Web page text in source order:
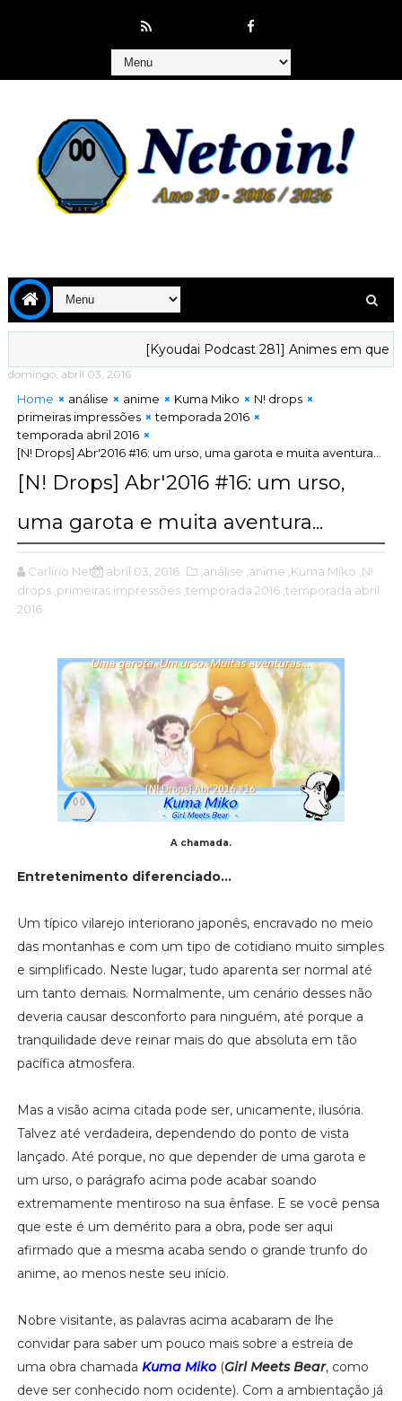
[Kyoudai Podcast 281] Animes em que
domingo, abril 03, 2016
Home análise anime Kuma Miko
N! drops
primeiras impressões
temporada 2016
temporada abril 2016
[N! Drops] Abr'2016 #16: um urso, uma garota e muita aventura...
[N! Drops] Abr'2016 #16: um urso,
uma garota e muita aventura...
Carlírio Neto abril 03, 2016 ,análise ,anime ,Kuma Miko ,N!
drops ,primeiras impressões ,temporada 2016 ,temporada abril
2016
A chamada.
Entretenimento diferenciado...
Um típico vilarejo interiorano japonês, encravado no meio
das montanhas e com um tipo de cotidiano muito simples
e simplificado. Neste lugar, tudo aparenta ser normal até
um tanto demais. Normalmente, um cenário desses não
deveria causar desconforto para ninguém, até porque a
tranquilidade deve reinar mais do que absoluta em tão
pacífica atmosfera.
Mas a visão acima citada pode ser, unicamente, ilusória.
Talvez até verdadeira, dependendo do ponto de vista
lançado. Até porque, no que depender de uma garota e
um urso, o parágrafo acima pode acabar soando
extremamente mentiroso na sua ênfase. E se você pensa
que este é um demérito para a obra, pode ser aqui
afirmado que a mesma acaba sendo o grande trunfo do
anime, ao menos neste seu início.
Nobre visitante, as palavras acima acabaram de lhe
convidar para saber um pouco mais sobre a estreia de
uma obra chamada Kuma Miko(Girl Meets Bear, como
deve ser conhecido nom ocidente). Com a ambientação já